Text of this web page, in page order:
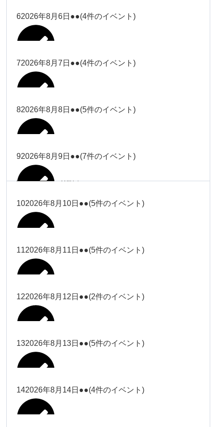
Close
関谷（17-19時）
2026年7月27日
院長
院長
小林
Close
2026年7月28日
Close Close
武井
2026年7月28日
関谷
関谷
Close
武井
2026年7月30日
関谷（17-
Close
関谷（17-19時）
2026年7月30日
院長
院長
Close
武井
2026年7月31日
関谷（17-
Close
関谷（17-19時）
2026年7月31日
2026年8月1日
Close
小林
2026年8月1日
武井
武井
関谷（17-
19時）
関谷（17-19時）
Close Close
小林
2026年8月2日
松本
松本
武井(9時ー
18時)
武井(9時ー18時)
関谷（17-
19時）
小林
Close Close
小林
2026年8月3日
松本（9時
Close
松本（9時ー18時）
2026年8月3日
武井
武井
時）
Close Close
2026年8月4日
大西（9時
ー18時）
Close Close
大西（9時ー18時）
2026年8月4日
小林
小林
松本
Close
冨田
冨田
塩川
Close Close
塩川
2026年8月5日
62026年8月6日 ●●(4件のイベント)
冨田
冨田
Close Close
塩川
2026年8月6日
関谷（17-
Close
関谷（17-19時）
2026年8月6日
72026年8月7日 ●●(4件のイベント)
大西
大西
松本（9時
ー18時）
Close Close
松本（9時ー18時）
2026年8月7日
Close
武井
82026年8月8日 ●●(5件のイベント)
大西（9時
Close Close
大西（9時ー18時）
2026年8月8日
小林
Close Close
2026年8月8日
92026年8月9日 ●●(7件のイベント)
塩川
塩川
Close Close
塩川
2026年8月9日
102026年8月10日 ●●(5件のイベント)
小林
小林
松本（9時
ー18時）
Close Close
112026年8月11日 ●●(5件のイベント)
塩川（9時
Close Close
塩川（9時ー18時）
2026年8月11日
122026年8月12日 ●●(2件のイベント)
塩川
塩川
132026年8月13日 ●●(5件のイベント)
塩川
142026年8月14日 ●●(4件のイベント)